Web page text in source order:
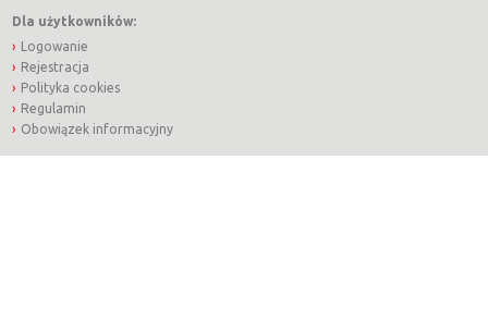
Dla użytkowników:
Logowanie
Rejestracja
Polityka cookies
Regulamin
Obowiązek informacyjny